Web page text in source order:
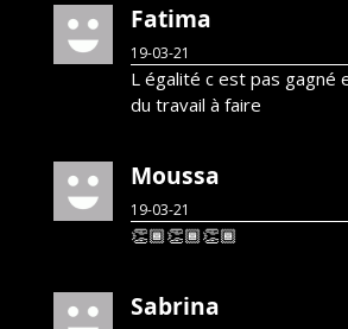
Fatima
19-03-21
L égalité c est pas gagné
du travail à faire
Moussa
19-03-21
👏🏾👏🏾👏🏾
Sabrina